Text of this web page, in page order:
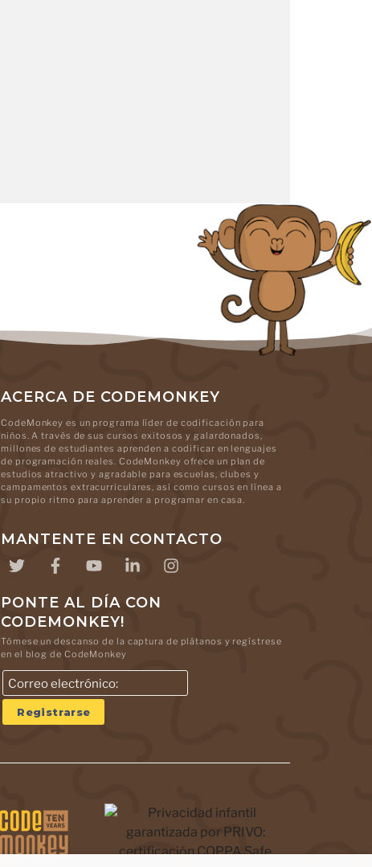
ACERCA DE CODEMONKEY
CodeMonkey es un programa líder de codificación para
niños. A través de sus cursos exitosos y galardonados,
millones de estudiantes aprenden a codificar en lenguajes
de programación reales. CodeMonkey ofrece un plan de
estudios atractivo y agradable para escuelas, clubes y
campamentos extracurriculares, así como cursos en línea a
su propio ritmo para aprender a programar en casa.
MANTENTE EN CONTACTO
PONTE AL DÍA CON
CODEMONKEY!
Tómese un descanso de la captura de plátanos y regístrese
en el blog de CodeMonkey